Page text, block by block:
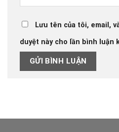
Lưu tên của tôi, email,
duyệt này cho lần bình luận